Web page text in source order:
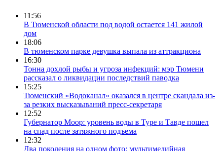
11:56
В Тюменской области под водой остается 141 жилой
дом
18:06
В тюменском парке девушка выпала из аттракциона
16:30
Тонна дохлой рыбы и угроза инфекций: мэр Тюмени
рассказал о ликвидации последствий паводка
15:25
Тюменский «Водоканал» оказался в центре скандала из-
за резких высказываний пресс-секретаря
12:52
Губернатор Моор: уровень воды в Туре и Тавде пошел
на спад после затяжного подъема
12:32
Два поколения на одном фото: мультимедийная